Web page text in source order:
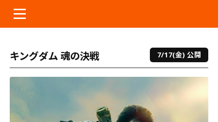
へ
キングダム 魂の決戦 7/17(金) 公開